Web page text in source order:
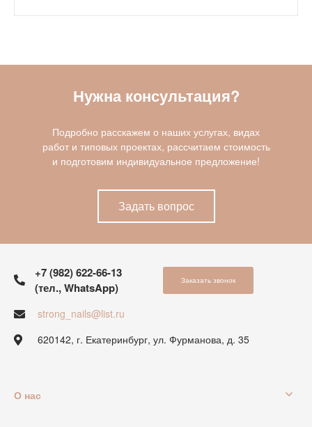
Нужна консультация?
Подробно расскажем о наших услугах, видах
работ и типовых проектах, рассчитаем стоимость
и подготовим индивидуальное предложение!
Задать вопрос
+7 (982) 622-66-13
(тел., WhatsApp)
Заказать звонок
strong_nails@list.ru
620142, г. Екатеринбург, ул. Фурманова, д. 35
О нас